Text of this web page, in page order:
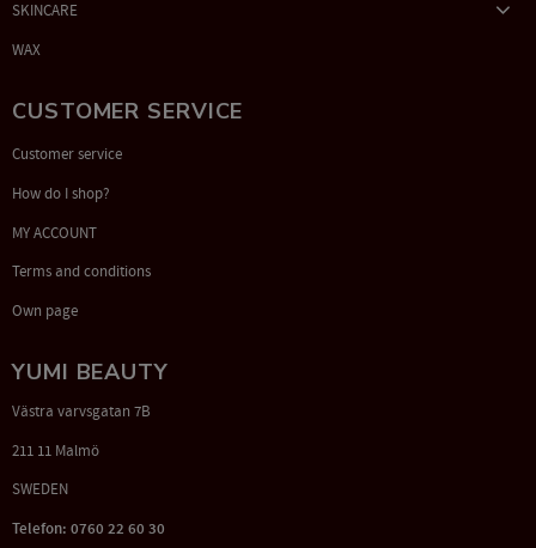
SKINCARE
WAX
CUSTOMER SERVICE
Customer service
How do I shop?
MY ACCOUNT
Terms and conditions
Own page
YUMI BEAUTY
Västra varvsgatan 7B
211 11 Malmö
SWEDEN
Telefon: 0760 22 60 30